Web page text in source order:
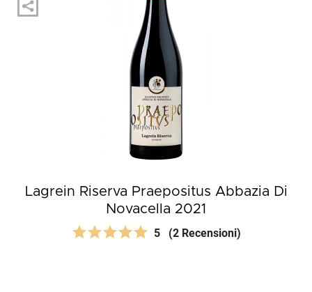
Lagrein Riserva Praepositus Abbazia Di
Novacella 2021
5 (2 Recensioni)